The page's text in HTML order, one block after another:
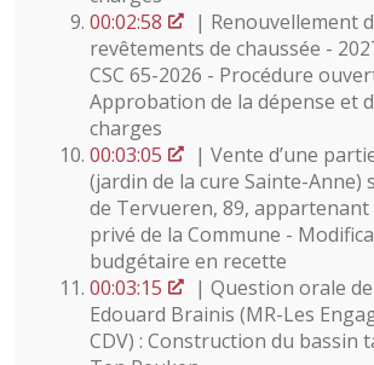
00:02:58
| Renouvellement
revêtements de chaussée -
CSC 65-2026 - Procédure
Approbation de la dépense et
charges
00:03:05
| Vente d’une
(jardin de la cure Sainte-Anne)
de Tervueren, 89, appartenant
privé de la Commune -
budgétaire en recette
00:03:15
| Question orale
Edouard Brainis (MR-Les
CDV) : Construction du bassin